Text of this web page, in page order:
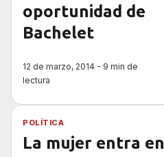
oportunidad de
Bachelet
12 de marzo, 2014 - 9 min de
lectura
POLÍTICA
La mujer entra en